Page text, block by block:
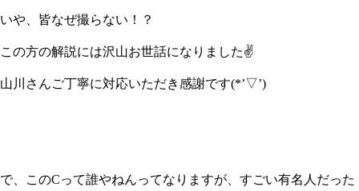
いや、皆なぜ撮らない！？
この方の解説には沢山お世話になりました✌
山川さんご丁寧に対応いただき感謝です(*’▽’)
で、このCって誰やねんってなりますが、すごい有名人だった